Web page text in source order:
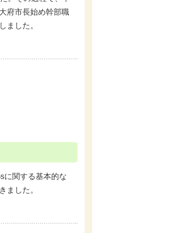
府市長始め幹部職
ました。
に関する基本的な
ました。